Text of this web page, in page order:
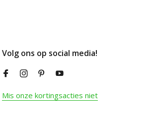
Volg ons op social media!
Mis onze kortingsacties niet